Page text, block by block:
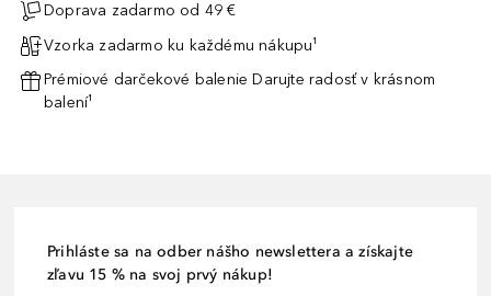
Doprava zadarmo od 49 €
Vzorka zadarmo ku každému nákupu¹
Prémiové darčekové balenie Darujte radosť v krásnom
balení¹
Prihláste sa na odber nášho newslettera a získajte
zľavu 15 % na svoj prvý nákup!